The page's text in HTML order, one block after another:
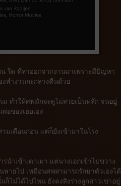
รีด ที่ลาออกจากงานมาเพราะมีปัญหา
ทำงานกะกลางคืนด้วย
ม ทำให้ศพมักจะดูไม่สวยเป็นหลัก จนอยู่
อของเธอเอง
มเดือนก่อน แต่ก็ยังเข้ามาในโรง
ำเข้าเตาเผา แต่นางเอกเข้าไปขวาง
ายไป เหมือนศพสามารถรักษาตัวเองได้
ไม่ได้ไปไหน ยังคงสิงร่างลูกสาวเขาอยู่